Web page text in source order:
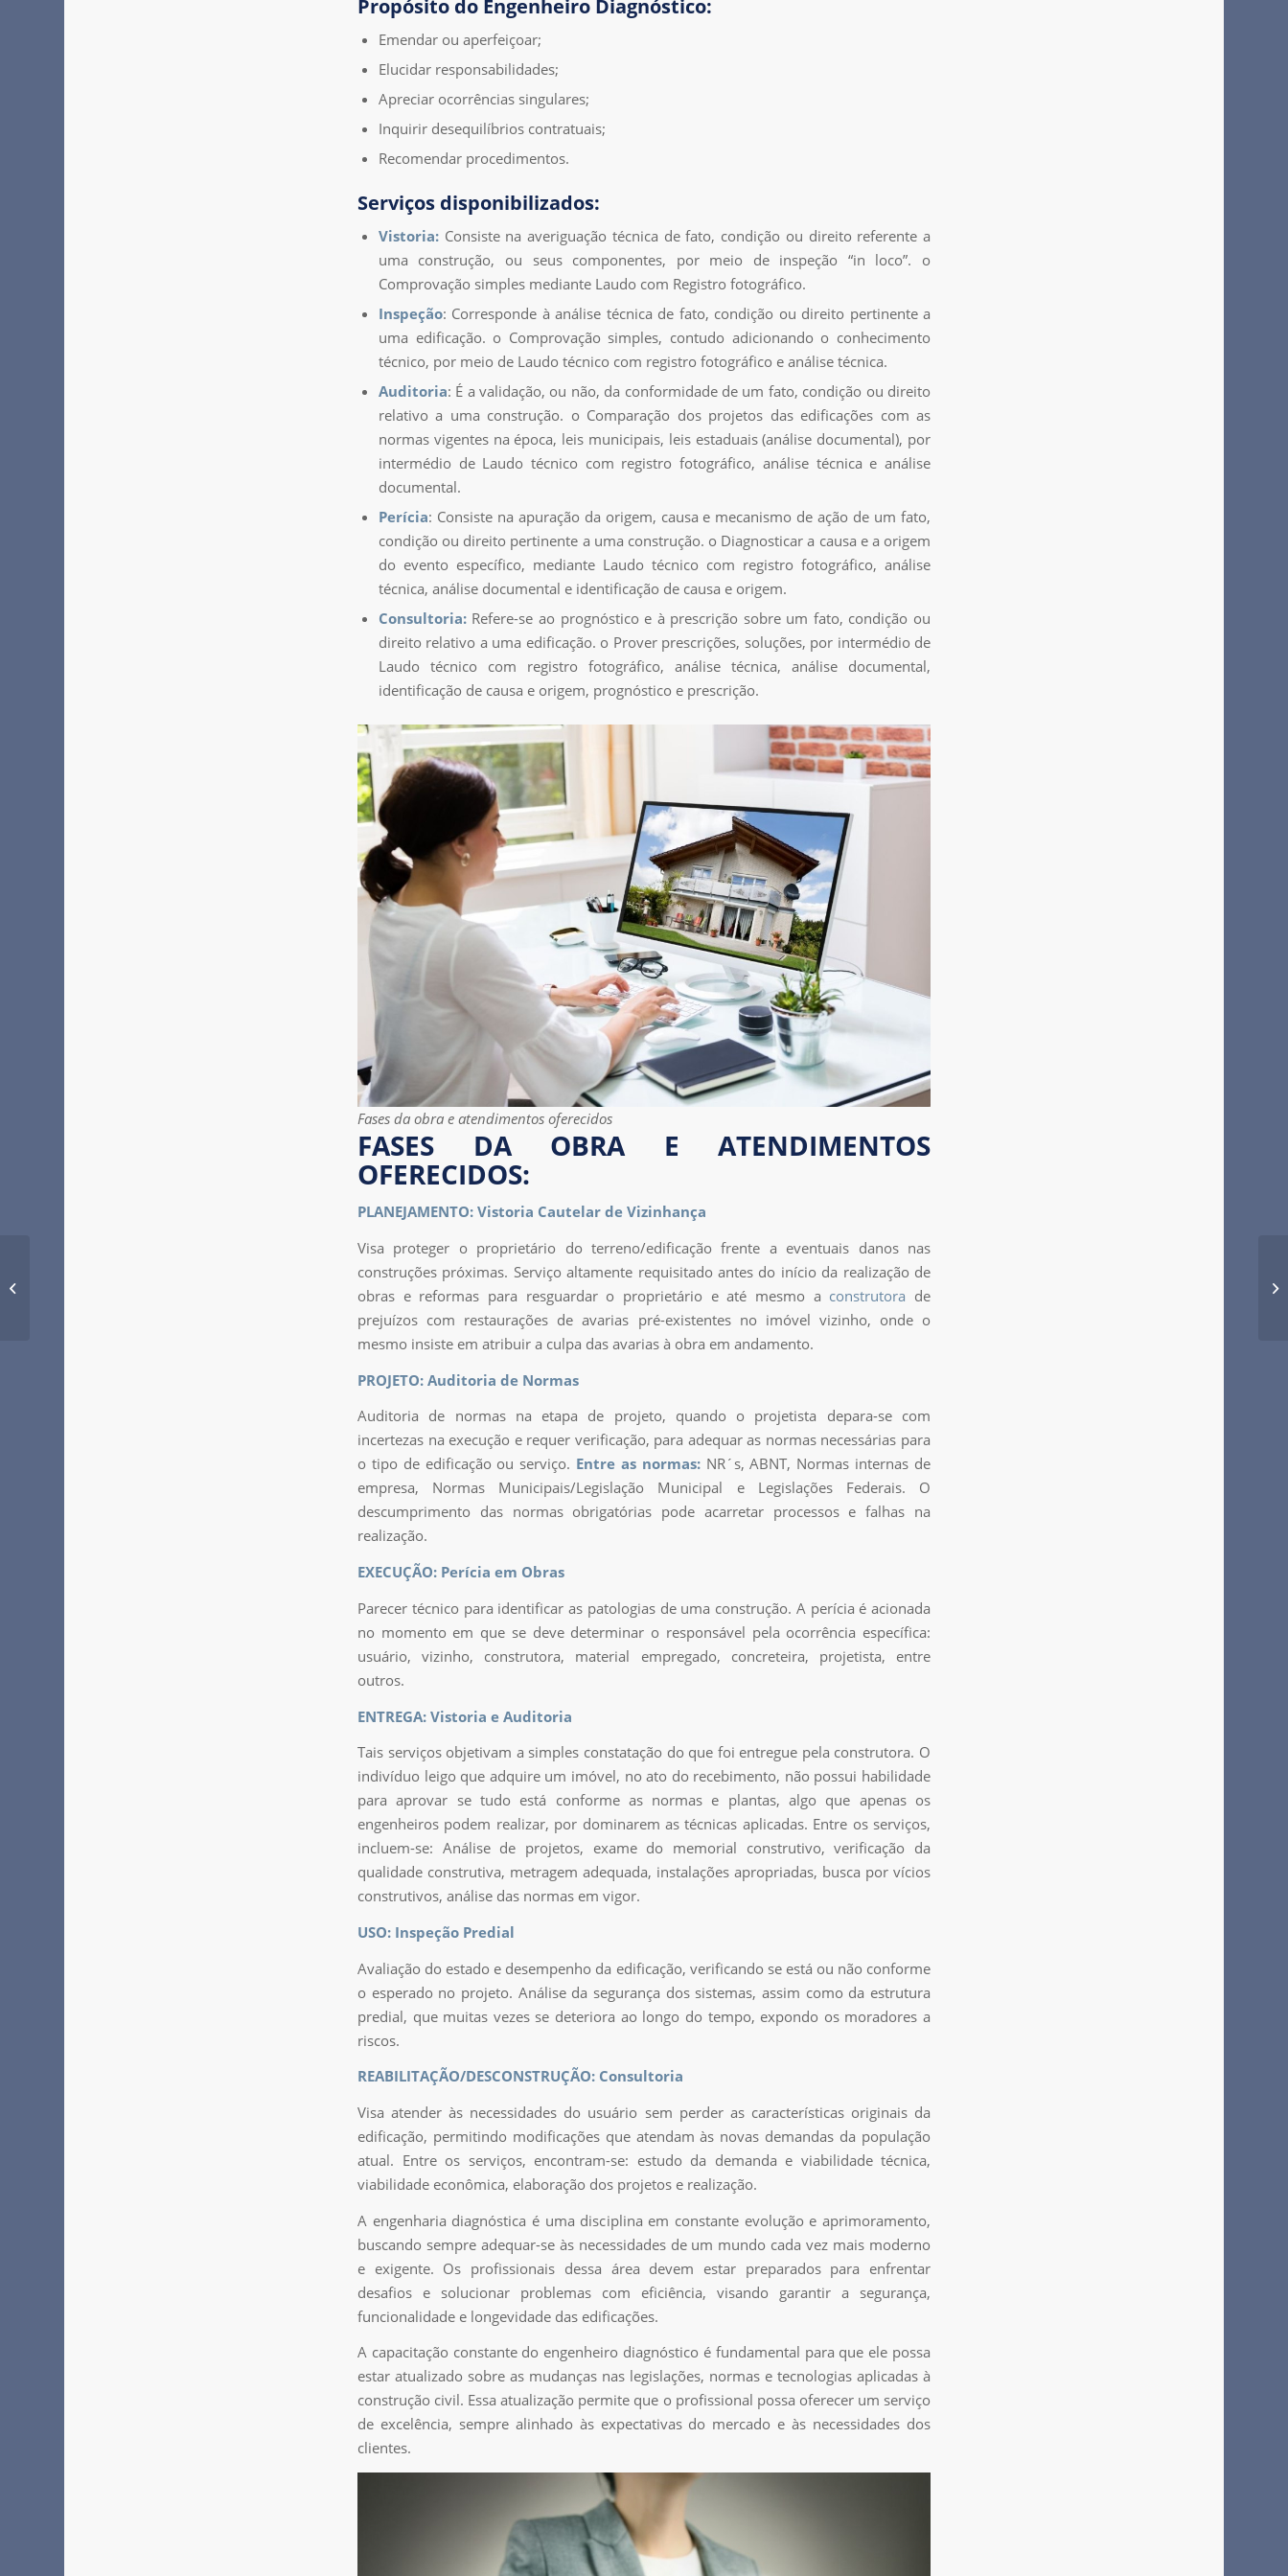
Propósito do Engenheiro Diagnóstico:
Emendar ou aperfeiçoar;
Elucidar responsabilidades;
Apreciar ocorrências singulares;
Inquirir desequilíbrios contratuais;
Recomendar procedimentos.
Serviços disponibilizados:
Vistoria:Consiste na averiguação técnica de fato, condição ou direito referente a
uma construção, ou seus componentes, por meio de inspeção “in loco”. o
Comprovação simples mediante Laudo com Registro fotográfico.
Inspeção: Corresponde à análise técnica de fato, condição ou direito pertinente a
uma edificação. o Comprovação simples, contudo adicionando o conhecimento
técnico, por meio de Laudo técnico com registro fotográfico e análise técnica.
Auditoria: É a validação, ou não, da conformidade de um fato, condição ou direito
relativo a uma construção. o Comparação dos projetos das edificações com as
normas vigentes na época, leis municipais, leis estaduais (análise documental), por
intermédio de Laudo técnico com registro fotográfico, análise técnica e análise
documental.
Perícia: Consiste na apuração da origem, causa e mecanismo de ação de um fato,
condição ou direito pertinente a uma construção. o Diagnosticar a causa e a origem
do evento específico, mediante Laudo técnico com registro fotográfico, análise
técnica, análise documental e identificação de causa e origem.
Consultoria:Refere-se ao prognóstico e à prescrição sobre um fato, condição ou
direito relativo a uma edificação. o Prover prescrições, soluções, por intermédio de
Laudo técnico com registro fotográfico, análise técnica, análise documental,
identificação de causa e origem, prognóstico e prescrição.
Fases da obra e atendimentos oferecidos
FASES DA OBRA E ATENDIMENTOS
OFERECIDOS:
PLANEJAMENTO: Vistoria Cautelar de Vizinhança
Visa proteger o proprietário do terreno/edificação frente a eventuais danos nas
construções próximas. Serviço altamente requisitado antes do início da realização de
obras e reformas para resguardar o proprietário e até mesmo a construtora de
prejuízos com restaurações de avarias pré-existentes no imóvel vizinho, onde o
mesmo insiste em atribuir a culpa das avarias à obra em andamento.
PROJETO: Auditoria de Normas
Auditoria de normas na etapa de projeto, quando o projetista depara-se com
incertezas na execução e requer verificação, para adequar as normas necessárias para
o tipo de edificação ou serviço. Entre as normas: NR´s, ABNT, Normas internas de
empresa, Normas Municipais/Legislação Municipal e Legislações Federais. O
descumprimento das normas obrigatórias pode acarretar processos e falhas na
realização.
EXECUÇÃO: Perícia em Obras
Parecer técnico para identificar as patologias de uma construção. A perícia é acionada
no momento em que se deve determinar o responsável pela ocorrência específica:
usuário, vizinho, construtora, material empregado, concreteira, projetista, entre
outros.
ENTREGA: Vistoria e Auditoria
Tais serviços objetivam a simples constatação do que foi entregue pela construtora. O
indivíduo leigo que adquire um imóvel, no ato do recebimento, não possui habilidade
para aprovar se tudo está conforme as normas e plantas, algo que apenas os
engenheiros podem realizar, por dominarem as técnicas aplicadas. Entre os serviços,
incluem-se: Análise de projetos, exame do memorial construtivo, verificação da
qualidade construtiva, metragem adequada, instalações apropriadas, busca por vícios
construtivos, análise das normas em vigor.
USO: Inspeção Predial
Avaliação do estado e desempenho da edificação, verificando se está ou não conforme
o esperado no projeto. Análise da segurança dos sistemas, assim como da estrutura
predial, que muitas vezes se deteriora ao longo do tempo, expondo os moradores a
riscos.
REABILITAÇÃO/DESCONSTRUÇÃO: Consultoria
Visa atender às necessidades do usuário sem perder as características originais da
edificação, permitindo modificações que atendam às novas demandas da população
atual. Entre os serviços, encontram-se: estudo da demanda e viabilidade técnica,
viabilidade econômica, elaboração dos projetos e realização.
A engenharia diagnóstica é uma disciplina em constante evolução e aprimoramento,
buscando sempre adequar-se às necessidades de um mundo cada vez mais moderno
e exigente. Os profissionais dessa área devem estar preparados para enfrentar
desafios e solucionar problemas com eficiência, visando garantir a segurança,
funcionalidade e longevidade das edificações.
A capacitação constante do engenheiro diagnóstico é fundamental para que ele possa
estar atualizado sobre as mudanças nas legislações, normas e tecnologias aplicadas à
construção civil. Essa atualização permite que o profissional possa oferecer um serviço
de excelência, sempre alinhado às expectativas do mercado e às necessidades dos
clientes.